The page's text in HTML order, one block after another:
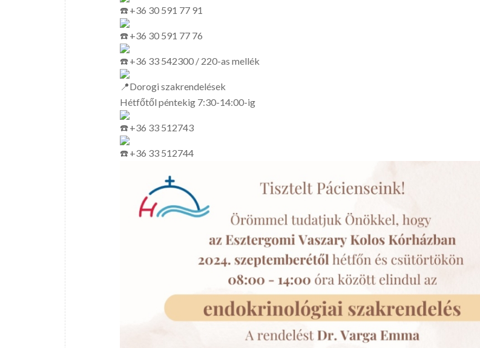
+36 30 591 77 91
+36 30 591 77 76
+36 33 542300 / 220-as mellék
Dorogi szakrendelések
Hétfőtől péntekig 7:30-14:00-ig
+36 33 512743
+36 33 512744